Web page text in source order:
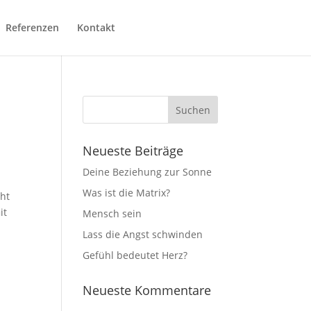
Referenzen Kontakt
Neueste Beiträge
Deine Beziehung zur Sonne
Was ist die Matrix?
Mensch sein
Lass die Angst schwinden
Gefühl bedeutet Herz?
Neueste Kommentare